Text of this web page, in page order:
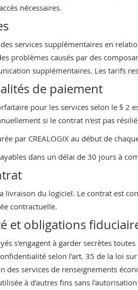
nécessaires.
services supplémentaires en
problèmes causés par des
supplémentaires. Les tarifs
de paiement
pour les services selon le § 2
si le contrat n'est pas
par CREALOGIX au début de
dans un délai de 30 jours à
livraison du logiciel. Le contrat est
contractuelle.
et obligations
s'engagent à garder secrètes
selon l'art. 35 de la loi
des services de renseignements
à d'autres fins sans